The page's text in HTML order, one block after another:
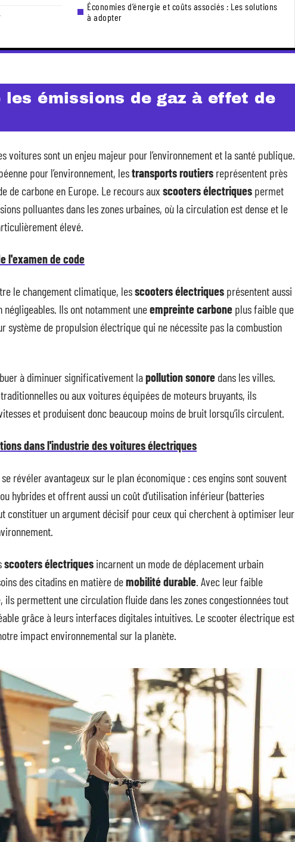
Économies d’énergie et coûts associés : Les solutions
à adopter
émissions de gaz à effet de
voitures sont un enjeu majeur pour l’environnement et la santé publique.
pour l’environnement, lestransports routiers représentent près
de carbone en Europe. Le recours aux scooters électriques permet
polluantes dans les zones urbaines, où la circulation est dense et le
élevé.
l'examen de code
le changement climatique, lesscooters électriques présentent aussi
négligeables. Ils ont notamment uneempreinte carbone plus faible que
système de propulsion électrique qui ne nécessite pas la combustion
à diminuer significativement lapollution sonore dans les villes.
ou aux voitures équipées de moteurs bruyants, ils
et produisent donc beaucoup moins de bruit lorsqu’ils circulent.
dans l'industrie des voitures électriques
révéler avantageux sur le plan économique : ces engins sont souvent
hybrides et offrent aussi un coût d’utilisation inférieur (batteries
constituer un argument décisif pour ceux qui cherchent à optimiser leur
scooters électriques incarnent un mode de déplacement urbain
des citadins en matière demobilité durable. Avec leur faible
permettent une circulation fluide dans les zones congestionnées tout
grâce à leurs interfaces digitales intuitives. Le scooter électrique est
impact environnemental sur la planète.